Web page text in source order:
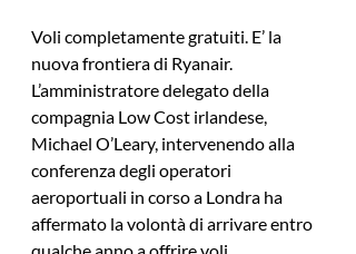
Voli completamente gratuiti. E’ la
nuova frontiera di Ryanair.
L’amministratore delegato della
compagnia Low Cost irlandese,
Michael O’Leary, intervenendo alla
conferenza degli operatori
aeroportuali in corso a Londra ha
affermato la volontà di arrivare entro